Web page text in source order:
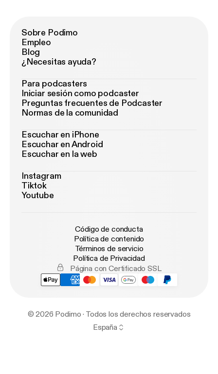
Sobre Podimo
Empleo
Blog
¿Necesitas ayuda?
Para podcasters
Iniciar sesión como podcaster
Preguntas frecuentes de Podcaster
Normas de la comunidad
Escuchar en iPhone
Escuchar en Android
Escuchar en la web
Instagram
Tiktok
Youtube
Código de conducta
Política de contenido
Términos de servicio
Política de Privacidad
Página con Certificado SSL
© 2026 Podimo · Todos los derechos reservados
España